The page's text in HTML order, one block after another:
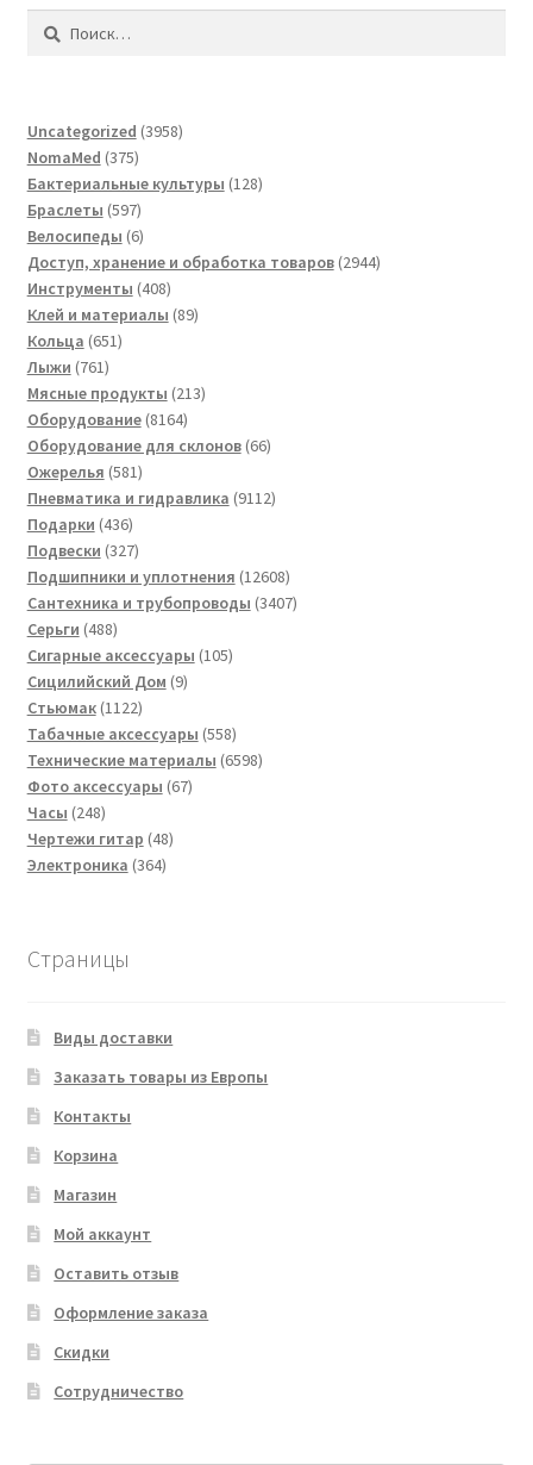
Найти:
Uncategorized 39583958
NomaMed 375375
товаров
Бактериальные культуры 128128
Браслеты 597597
товаров
Велосипеды 66
товаров
Доступ, хранение и обработка товаров 29442944
Инструменты 408408
товаров
Клей и материалы 8989
Кольца 651651
Лыжи 761761
товар
Мясные продукты 213213
Оборудование 81648164
товара
Оборудование для склонов 6666
Ожерелья 581581
товар
Пневматика и гидравлика 91129112
Подарки 436436
товаров
Подвески 327327
товаров
Подшипники и уплотнения 1260812608
товаров
Сантехника и трубопроводы 34073407
Серьги 488488
товаров
Сигарные аксессуары 105105
Сицилийский Дом 99
Стьюмак 11221122
товара
Табачные аксессуары 558558
товаров
Технические материалы 65986598
Фото аксессуары 6767
Часы 248248
товаров
Чертежи гитар 4848
Электроника 364364
Страницы
Виды доставки
Заказать товары из Европы
Контакты
Корзина
Магазин
Мой аккаунт
Оставить отзыв
Оформление заказа
Скидки
Сотрудничество